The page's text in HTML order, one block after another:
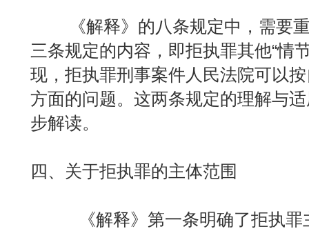
《解释》的八条规定中，需要重
三条规定的内容，即拒执罪其他“情
现，拒执罪刑事案件人民法院可以
方面的问题。这两条规定的理解与
步解读。
四、关于拒执罪的主体范围
《解释》第一条明确了拒执罪